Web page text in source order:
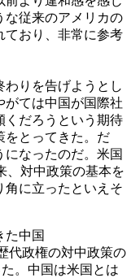
な従来のアメリカの
ており、非常に参考
りを告げようとし
がては中国が国際社
くだろうという期待
をとってきた。だ
になったのだ。米国
、対中政策の基本を
角に立ったといえそ
た中国
代政権の対中政策の
。中国は米国とは